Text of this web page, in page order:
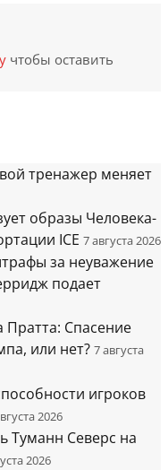
чтобы оставить
тренажер меняет
образы Человека-
ICE 7 августа 2026
за неуважение
подает
Пратта: Спасение
или нет? 7 августа
игроков
2026
Туманн Северс на
2026